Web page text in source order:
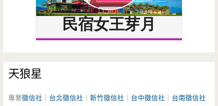
天狼星
專業徵信社 台北徵信社 ｜新竹徵信社 台中徵信社
台南徵信社